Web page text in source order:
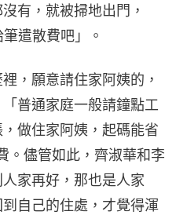
有，就被掃地出門，
遣散費吧」。
，願意請住家阿姨的，
普通家庭一般請鐘點工
做住家阿姨，起碼能省
。儘管如此，齊淑華和李
家再好，那也是人家
自己的住處，才覺得渾